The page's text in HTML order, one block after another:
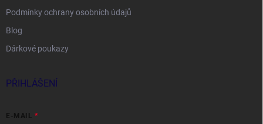
Podmínky ochrany osobních údajů
Blog
Dárkové poukazy
PŘIHLÁŠENÍ
E-MAIL